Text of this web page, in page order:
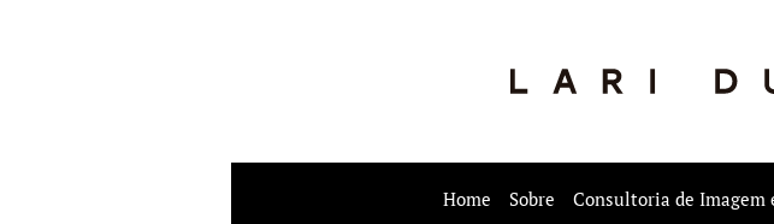
Home Sobre Consultoria de Imagem